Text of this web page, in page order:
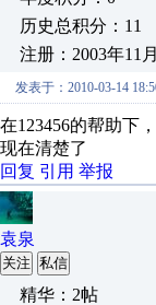
历史总积分：11
注册：2003年11
发表于：2010-03-14
在123456的帮助下
现在清楚了
回复 引用 举报
袁泉
关注 私信
精华：2帖